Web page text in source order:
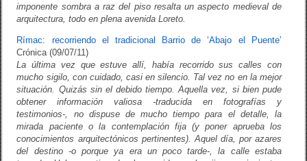
imponente sombra a raz del piso resalta un aspecto medieval de
arquitectura, todo en plena avenida Loreto.
Rímac: recorriendo el tradicional Barrio de ‘Abajo el Puente’
Crónica (09/07/11)
La última vez que estuve allí, había recorrido sus calles con
mucho sigilo, con cuidado, casi en silencio. Tal vez no en la mejor
situación. Quizás sin el debido tiempo. Aquella vez, si bien pude
obtener información valiosa -traducida en fotografías y
testimonios-, no dispuse de mucho tiempo para el detalle, la
mirada paciente o la contemplación fija (y poner aprueba los
conocimientos arquitectónicos pertinentes). Aquel día, por azares
del destino -o porque ya era un poco tarde-, la calle estaba